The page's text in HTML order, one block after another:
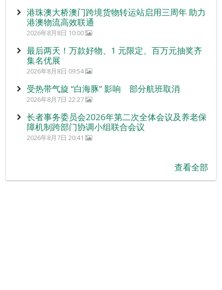
港珠澳大桥澳门跨境货物转运站启用三周年 助力
港澳物流高效联通
2026年8月8日 10:00
最后两天！万款好物、1 元限定、百万元抽奖齐
集名优展
2026年8月8日 09:54
受热带气旋 “白海豚” 影响 部分航班取消
2026年8月7日 22:27
长者事务委员会2026年第二次全体会议及养老保
障机制跨部门协调小组联合会议
2026年8月7日 20:41
查看全部